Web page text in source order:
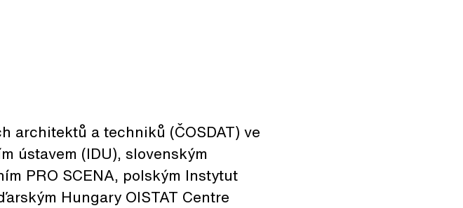
architektů a techniků (ČOSDAT) ve
ústavem (IDU), slovenským
PRO SCENA, polským Instytut
Hungary OISTAT Centre